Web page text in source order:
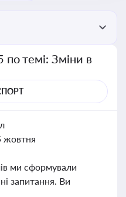
темі: Зміни в
жовтня
ми сформували
запитання. Ви